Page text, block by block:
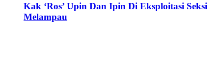
Kak ‘Ros’ Upin Dan Ipin Di Eksploitasi Seksi
Melampau